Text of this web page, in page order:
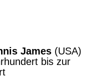
James(USA)
bis zur